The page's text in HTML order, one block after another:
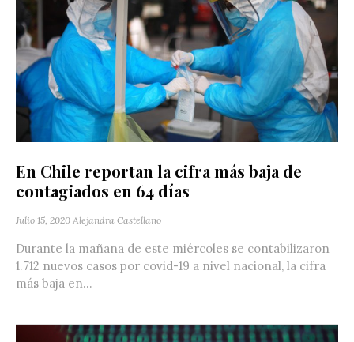
En Chile reportan la cifra más baja de
contagiados en 64 días
Julio 15, 2020 Alejandra Castellano
Durante la mañana de este miércoles se contabilizaron
1.712 nuevos casos por covid-19 a nivel nacional, la cifra
más baja en...